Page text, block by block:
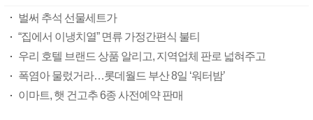
벌써 추석 선물세트가
“집에서 이냉치열” 면류 가정간편식 불티
우리 호텔 브랜드 상품 알리고, 지역업체 판로 넓혀주고
폭염아 물렀거라…롯데월드 부산 8일 ‘워터밤’
이마트, 햇 건고추 6종 사전예약 판매